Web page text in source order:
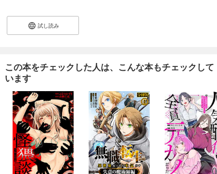
試し読み
この本をチェックした人は、こんな本もチェックして
います